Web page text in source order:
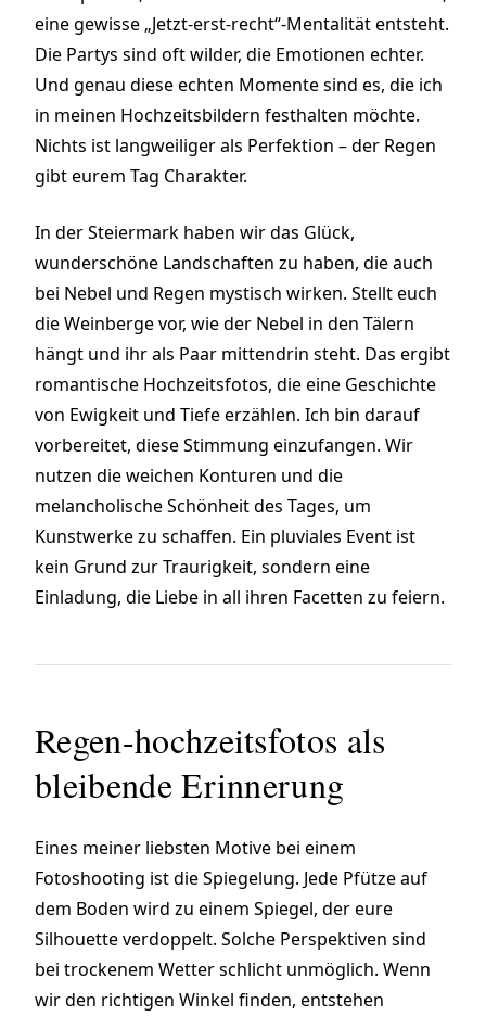
eine gewisse „Jetzt-erst-recht“-Mentalität entsteht.
Die Partys sind oft wilder, die Emotionen echter.
Und genau diese echten Momente sind es, die ich
in meinen Hochzeitsbildern festhalten möchte.
Nichts ist langweiliger als Perfektion – der Regen
gibt eurem Tag Charakter.
In der Steiermark haben wir das Glück,
wunderschöne Landschaften zu haben, die auch
bei Nebel und Regen mystisch wirken. Stellt euch
die Weinberge vor, wie der Nebel in den Tälern
hängt und ihr als Paar mittendrin steht. Das ergibt
romantische Hochzeitsfotos, die eine Geschichte
von Ewigkeit und Tiefe erzählen. Ich bin darauf
vorbereitet, diese Stimmung einzufangen. Wir
nutzen die weichen Konturen und die
melancholische Schönheit des Tages, um
Kunstwerke zu schaffen. Ein pluviales Event ist
kein Grund zur Traurigkeit, sondern eine
Einladung, die Liebe in all ihren Facetten zu feiern.
Regen-hochzeitsfotos als
bleibende Erinnerung
Eines meiner liebsten Motive bei einem
Fotoshooting ist die Spiegelung. Jede Pfütze auf
dem Boden wird zu einem Spiegel, der eure
Silhouette verdoppelt. Solche Perspektiven sind
bei trockenem Wetter schlicht unmöglich. Wenn
wir den richtigen Winkel finden, entstehen